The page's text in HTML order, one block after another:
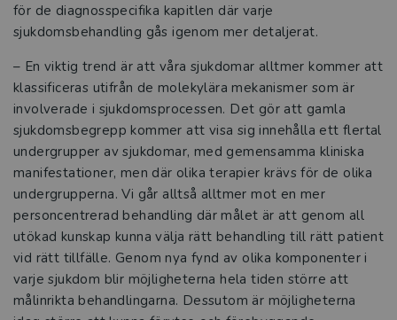
för de diagnosspecifika kapitlen där varje
sjukdomsbehandling gås igenom mer detaljerat.
– En viktig trend är att våra sjukdomar alltmer kommer att
klassificeras utifrån de molekylära mekanismer som är
involverade i sjukdomsprocessen. Det gör att gamla
sjukdomsbegrepp kommer att visa sig innehålla ett flertal
undergrupper av sjukdomar, med gemensamma kliniska
manifestationer, men där olika terapier krävs för de olika
undergrupperna. Vi går alltså alltmer mot en mer
personcentrerad behandling där målet är att genom all
utökad kunskap kunna välja rätt behandling till rätt patient
vid rätt tillfälle. Genom nya fynd av olika komponenter i
varje sjukdom blir möjligheterna hela tiden större att
målinrikta behandlingarna. Dessutom är möjligheterna